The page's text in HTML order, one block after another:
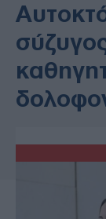
ΕΚΚΛΗΣΙΑ
ΔΙΕΘΝΗ
MEDIA
SPORTS
ΠΑΡΑΞΕΝΑ